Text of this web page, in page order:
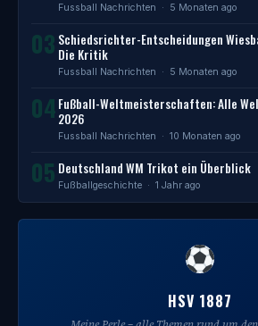
Fussball Nachrichten · 5 Monaten ago
03 Schiedsrichter-Entscheidungen
Die Kritik
Fussball Nachrichten · 5 Monaten ago
04 Fußball-Weltmeisterschaften: Alle
2026
Fussball Nachrichten · 10 Monaten ago
05 Deutschland WM Trikot ein Überblick
Fußballgeschichte · 1 Jahr ago
HSV 1887